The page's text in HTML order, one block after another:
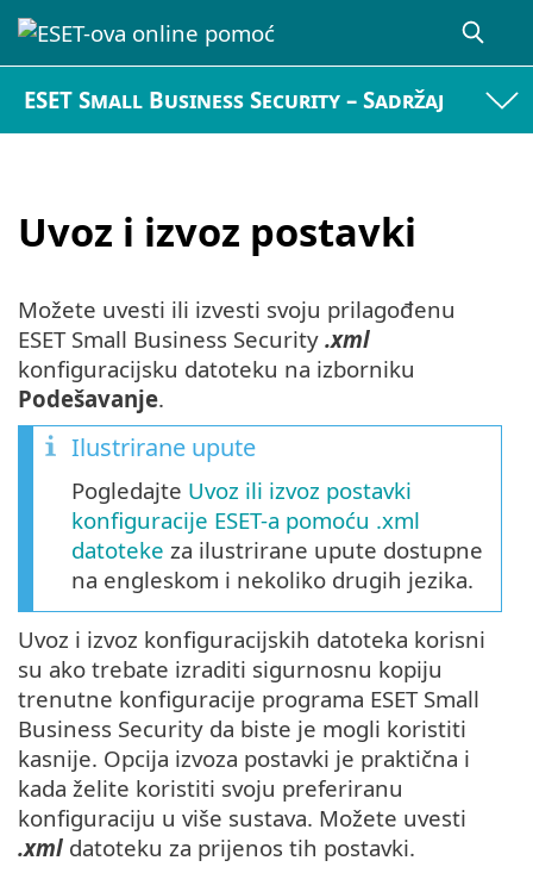
ESET Small Business Security – Sadržaj
Uvoz i izvoz postavki
Možete uvesti ili izvesti svoju prilagođenu
ESET Small Business Security .xml
konfiguracijsku datoteku na izborniku
Podešavanje.
Ilustrirane upute
Pogledajte Uvoz ili izvoz postavki
konfiguracije ESET-a pomoću .xml
datoteke za ilustrirane upute dostupne
na engleskom i nekoliko drugih jezika.
Uvoz i izvoz konfiguracijskih datoteka korisni
su ako trebate izraditi sigurnosnu kopiju
trenutne konfiguracije programa ESET Small
Business Security da biste je mogli koristiti
kasnije. Opcija izvoza postavki je praktična i
kada želite koristiti svoju preferiranu
konfiguraciju u više sustava. Možete uvesti
.xml datoteku za prijenos tih postavki.